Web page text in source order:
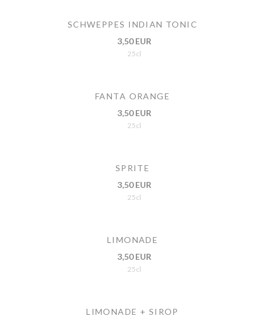
SCHWEPPES INDIAN TONIC
3,50 EUR
25cl
FANTA ORANGE
3,50 EUR
25cl
SPRITE
3,50 EUR
25cl
LIMONADE
3,50 EUR
25cl
LIMONADE + SIROP